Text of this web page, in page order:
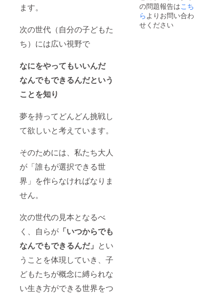
ます。
次の世代（自分の子どもた
ち）には広い視野で
なにをやってもいいんだ
なんでもできるんだという
ことを知り
夢を持ってどんどん挑戦し
て欲しいと考えています。
そのためには、私たち大人
が「誰もが選択できる世
界」を作らなければなりま
せん。
次の世代の見本となるべ
く、自らが 「いつからでも
なんでもできるんだ」 とい
うことを体現していき、子
どもたちが概念に縛られな
い生き方ができる世界をつ
ト作成
7.最終
確認 8.
開催
の問題報告はこち
らよりお問い合わ
せください